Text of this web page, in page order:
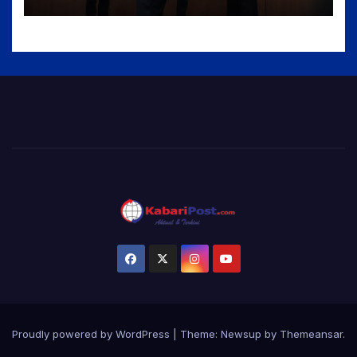
Sejahtera, dan Bermartabat
Proudly powered by WordPress Theme: Newsup by Themeansar.